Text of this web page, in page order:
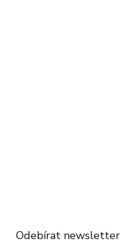
Odebírat newsletter